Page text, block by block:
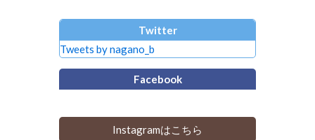
Twitter
Tweets by nagano_b
Facebook
Instagramはこちら